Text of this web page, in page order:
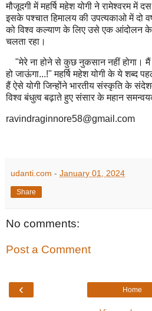
मौजूदगी में महर्षि महेश योगी ने रामेश्वरम में दस
इसके पश्चात हिमालय की उपत्यकाओ में दो
को विश्व कल्याण के लिए उसे एक आंदोलन के
चलता रहा।
"मेरे ना होने से कुछ नुकसान नहीं होगा। मैं
हो जाऊंगा...!" महर्षि महेश योगी के ये शब्द
हैं ऐसे योगी जिन्होंने भारतीय संस्कृति के
विश्व बंधुत्व बढ़ाते हुए संसार के महान
ravindraginnore58@gmail.com
udanti.com - January 01, 2024
Share
No comments:
Post a Comment
‹ Home